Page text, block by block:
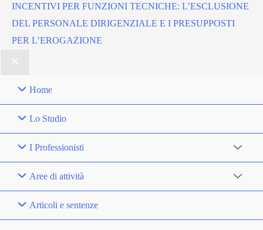
INCENTIVI PER FUNZIONI TECNICHE: L’ESCLUSIONE
DEL PERSONALE DIRIGENZIALE E I PRESUPPOSTI
PER L’EROGAZIONE
Home
Lo Studio
I Professionisti
Aree di attività
Articoli e sentenze